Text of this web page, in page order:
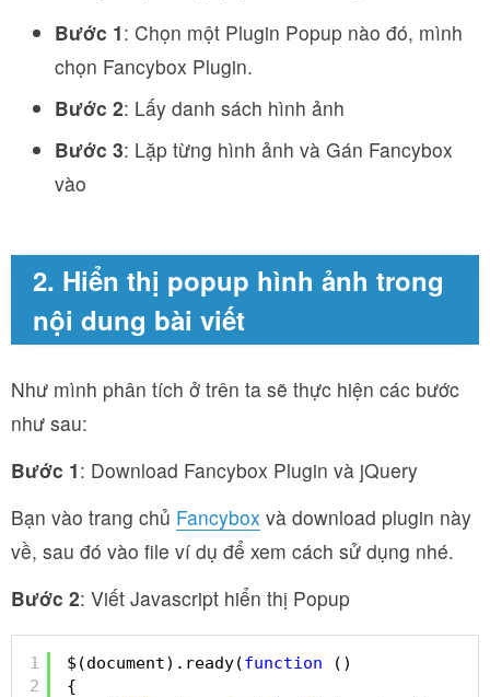
Bước 1: Chọn một Plugin Popup nào đó, mình
chọn Fancybox Plugin.
Bước 2: Lấy danh sách hình ảnh
Bước 3: Lặp từng hình ảnh và Gán Fancybox
vào
2. Hiển thị popup hình ảnh trong
nội dung bài viết
Như mình phân tích ở trên ta sẽ thực hiện các bước
như sau:
Bước 1: Download Fancybox Plugin và jQuery
Bạn vào trang chủ Fancybox và download plugin này
về, sau đó vào file ví dụ để xem cách sử dụng nhé.
Bước 2: Viết Javascript hiển thị Popup
1
2
$(document).ready(function
()
{